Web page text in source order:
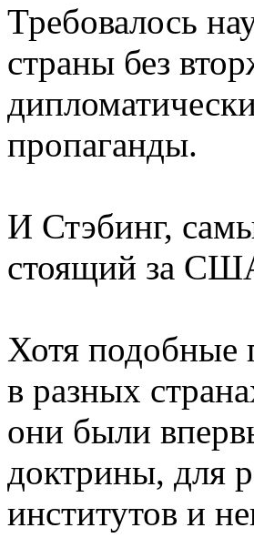
Требовалось
страны без
пропаганды.
И Стэбинг,
стоящий за
Хотя подобные
в разных
они были
доктрины, для
институтов и